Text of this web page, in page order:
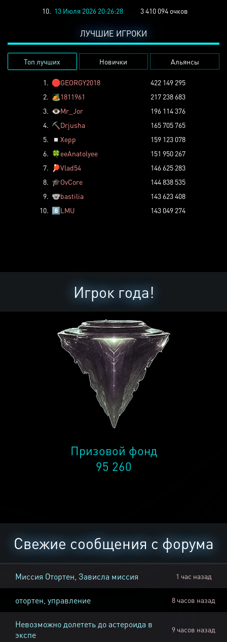
10. 13 Июля 2026 20:26:28 3 410 094 очков
ЛУЧШИЕ ИГРОКИ
Топ лучших Новички Альянсы
1. 🛑GEORGY2018
422 149 295
2. 🏕️1811961
217 238 683
3. 👁️Mr_Jor
196 114 376
4. ⛏️ Drjusha
165 705 765
5.
◽ Xepp
159 123 078
6. 🍀eeAnatolyee
151 950 267
7.
🏓Vlad54
146 625 283
8. 🎓OvCore
144 838 535
9. 🐨bastilia
143 623 408
10. 8️⃣LMU 143 049 274
Игрок года!
Призовой фонд
95 260
Свежие сообщения с форума
Миссия Отортен, Зависла миссия 1 час назад
отортен, управление 8 часов назад
Невозможно долететь до астероида в
экспе
9 часов назад